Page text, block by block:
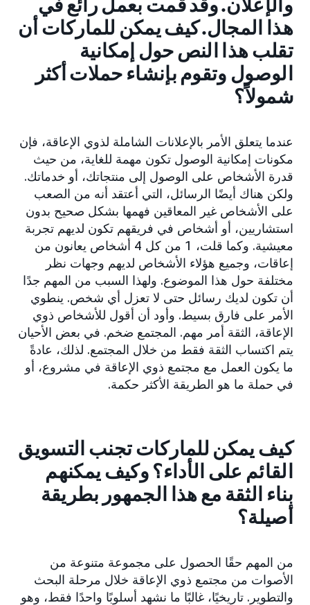
والإعلان. وقد قمت بعمل رائع في
هذا المجال. كيف يمكن للماركات أن
تقلب هذا النص حول إمكانية
الوصول وتقوم بإنشاء حملات أكثر
شمولاً؟
عندما يتعلق الأمر بالإعلانات الشاملة لذوي الإعاقة، فإن
مكونات إمكانية الوصول تكون مهمة للغاية، من حيث
قدرة الأشخاص على الوصول إلى منتجاتك، أو خدماتك.
ولكن هناك أيضًا الرسائل، التي أعتقد أنه من الصعب
على الأشخاص غير المعاقين فهمها بشكل صحيح بدون
استشاريين، أو أشخاص في فريقهم تكون لديهم تجربة
معيشية. وكما قلت، 1 من كل 4 أشخاص يعانون من
إعاقات، وجميع هؤلاء الأشخاص لديهم وجهات نظر
مختلفة حول هذا الموضوع. ولهذا السبب من المهم جدًا
أن تكون لديك رسائل حتى لا تعزل أي شخص. ينطوي
الأمر على فارق بسيط. وأود أن أقول للأشخاص ذوي
الإعاقة، الثقة أمر مهم. المجتمع ضخم. في بعض الأحيان
يتم اكتساب الثقة فقط من خلال المجتمع. لذلك، عادةً
ما يكون العمل مع مجتمع ذوي الإعاقة في مشروع، أو
في حملة ما هو الطريقة الأكثر حكمة.
كيف يمكن للماركات تجنب التسويق
القائم على الأداء؟ وكيف يمكنهم
بناء الثقة مع هذا الجمهور بطريقة
أصيلة؟
من المهم حقًا الحصول على مجموعة متنوعة من
الأصوات من مجتمع ذوي الإعاقة خلال مرحلة البحث
والتطوير. تاريخيًا، غالبًا ما نشهد أسلوبًا واحدًا فقط، وهو